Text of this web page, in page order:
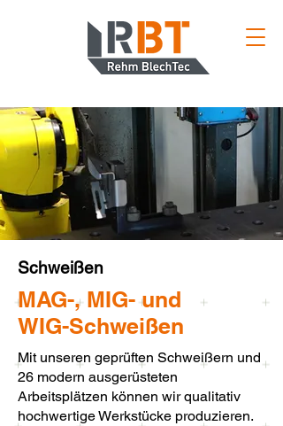
Schweißen
MAG-, MIG- und
WIG-Schweißen
Mit unseren geprüften Schweißern und
26 modern ausgerüsteten
Arbeitsplätzen können wir qualitativ
hochwertige Werkstücke produzieren.